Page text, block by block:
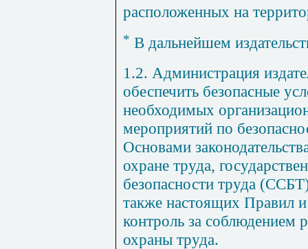
расположенных на
* В дальнейшем
1.2. Администрация
обеспечить безопасные
необходимых
мероприятий по
Основами
охране труда,
безопасности труда
также настоящих Правил
контроль за соблюдением
охраны труда.